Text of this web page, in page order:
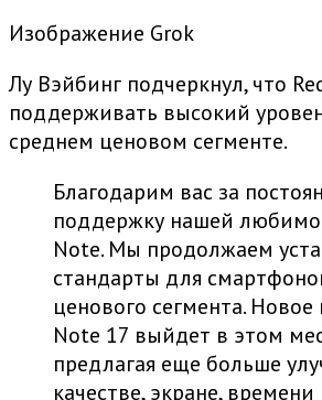
Изображение Grok
Лу Вэйбинг подчеркнул, что
поддерживать высокий
среднем ценовом сегменте.
Благодарим вас за
поддержку нашей
Note. Мы продолжаем
стандарты для
ценового сегмента. Новое
Note 17 выйдет в этом
предлагая еще больше
качестве, экране, времени